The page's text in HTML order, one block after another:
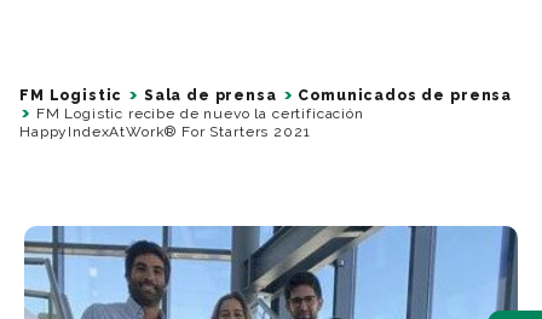
FM Logistic Sala de prensa
Comunicados de prensa
FM Logistic recibe de nuevo la certificación
HappyIndexAtWork® For Starters 2021